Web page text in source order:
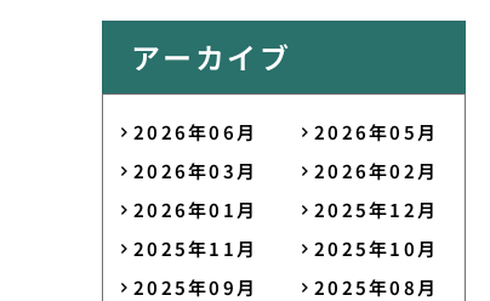
アーカイブ
2026年06月
2026年05月
2026年03月
2026年02月
2026年01月
2025年12月
2025年11月
2025年10月
2025年09月
2025年08月